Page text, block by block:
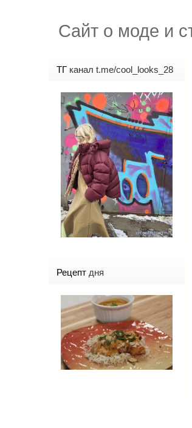
Сайт о моде и
ТГ канал t.me/cool_looks_28
Рецепт дня